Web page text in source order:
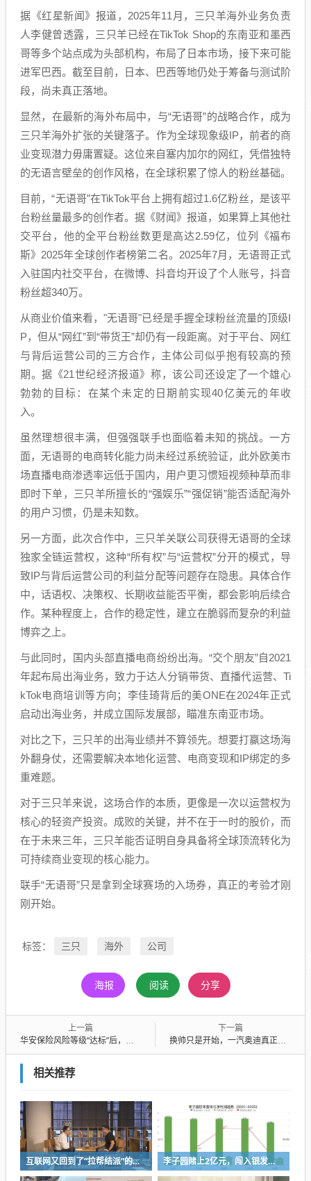
据《红星新闻》报道，2025年11月，三只羊海外业务负责
人李健曾透露，三只羊已经在TikTok Shop的东南亚和墨西
哥等多个站点成为头部机构，布局了日本市场，接下来可能
进军巴西。截至目前，日本、巴西等地仍处于筹备与测试阶
段，尚未真正落地。
显然，在最新的海外布局中，与“无语哥”的战略合作，成为
三只羊海外扩张的关键落子。作为全球现象级IP，前者的商
业变现潜力毋庸置疑。这位来自塞内加尔的网红，凭借独特
的无语言壁垒的创作风格，在全球积累了惊人的粉丝基础。
目前，“无语哥”在TikTok平台上拥有超过1.6亿粉丝，是该平
台粉丝量最多的创作者。据《财闻》报道，如果算上其他社
交平台，他的全平台粉丝数更是高达2.59亿，位列《福布
斯》2025年全球创作者榜第二名。2025年7月，无语哥正式
入驻国内社交平台，在微博、抖音均开设了个人账号，抖音
粉丝超340万。
从商业价值来看，"无语哥"已经是手握全球粉丝流量的顶级I
P，但从“网红”到“带货王”却仍有一段距离。对于平台、网红
与背后运营公司的三方合作，主体公司似乎抱有较高的预
期。据《21世纪经济报道》称，该公司还设定了一个雄心
勃勃的目标：在某个未定的日期前实现40亿美元的年收
入。
虽然理想很丰满，但强强联手也面临着未知的挑战。一方
面，无语哥的电商转化能力尚未经过系统验证，此外欧美市
场直播电商渗透率远低于国内，用户更习惯短视频种草而非
即时下单，三只羊所擅长的“强娱乐”“强促销”能否适配海外
的用户习惯，仍是未知数。
另一方面，此次合作中，三只羊关联公司获得无语哥的全球
独家全链运营权，这种“所有权”与“运营权”分开的模式，导
致IP与背后运营公司的利益分配等问题存在隐患。具体合作
中，话语权、决策权、长期收益能否平衡，都会影响后续合
作。某种程度上，合作的稳定性，建立在脆弱而复杂的利益
博弈之上。
与此同时，国内头部直播电商纷纷出海。“交个朋友”自2021
年起布局出海业务，致力于达人分销带货、直播代运营、Ti
kTok电商培训等方向；李佳琦背后的美ONE在2024年正式
启动出海业务，并成立国际发展部，瞄准东南亚市场。
对比之下，三只羊的出海业绩并不算领先。想要打赢这场海
外翻身仗，还需要解决本地化运营、电商变现和IP绑定的多
重难题。
对于三只羊来说，这场合作的本质，更像是一次以运营权为
核心的轻资产投资。成败的关键，并不在于一时的股价，而
在于未来三年，三只羊能否证明自身具备将全球顶流转化为
可持续商业变现的核心能力。
联手“无语哥”只是拿到全球赛场的入场券，真正的考验才刚
刚开始。
标签： 三只 海外 公司
海报 阅读 分享
上一篇
华安保险风险等级“达标”后，再收565万罚单
下一篇
换帅只是开始，一汽奥迪真正硬仗还在后头
相关推荐
互联网又回到了“拉帮结派”的时代 李子园赌上2亿元，闯入银发市场